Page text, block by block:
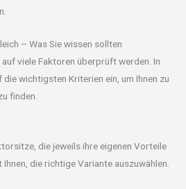
– Was Sie wissen sollten
viele Faktoren überprüft werden. In
wichtigsten Kriterien ein, um Ihnen zu
finden.
die jeweils ihre eigenen Vorteile
die richtige Variante auszuwählen.